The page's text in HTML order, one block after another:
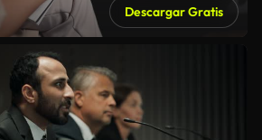
Descargar Gratis